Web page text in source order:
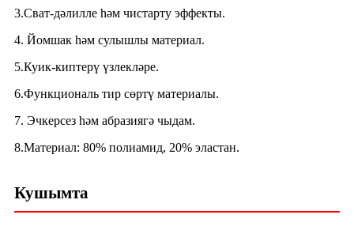
3.Сват-дәлилле һәм чистарту эффекты.
4. Йомшак һәм сулышлы материал.
5.Куик-киптерү үзлекләре.
6.Функциональ тир сөртү материалы.
7. Эчкерсез һәм абразиягә чыдам.
8.Материал: 80% полиамид, 20% эластан.
Кушымта